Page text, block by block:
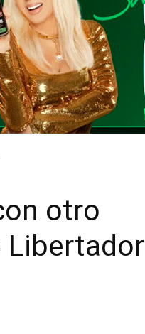
CONQUISTADORES
otro
Libertador